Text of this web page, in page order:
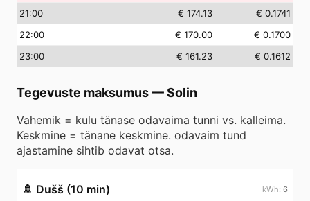
21:00 € 174.13
€ 0.1741
22:00 € 170.00
€ 0.1700
23:00 € 161.23 € 0.1612
Tegevuste maksumus—Solin
Vahemik = kulu tänase odavaima tunni vs. kalleima.
Keskmine = tänane keskmine. odavaim tund
ajastamine sihtib odavat otsa.
🚿 Dušš (10 min) 6